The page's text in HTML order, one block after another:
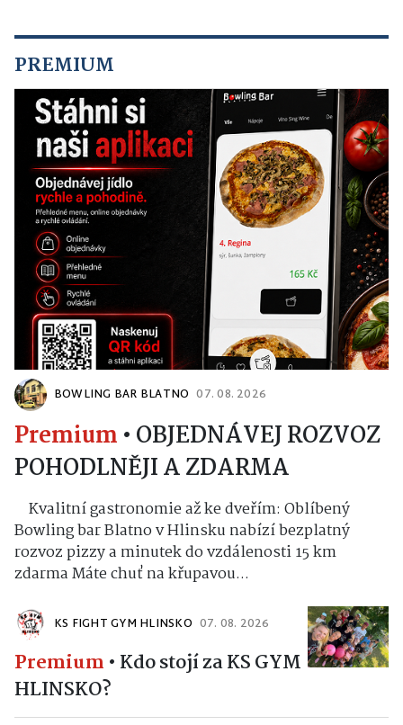
PREMIUM
BOWLING BAR BLATNO 07. 08. 2026
Premium • OBJEDNÁVEJ ROZVOZ
POHODLNĚJI A ZDARMA
Kvalitní gastronomie až ke dveřím: Oblíbený
Bowling bar Blatno v Hlinsku nabízí bezplatný
rozvoz pizzy a minutek do vzdálenosti 15 km
zdarma Máte chuť na křupavou...
KS FIGHT GYM HLINSKO 07. 08. 2026
Premium • Kdo stojí za KS GYM
HLINSKO?